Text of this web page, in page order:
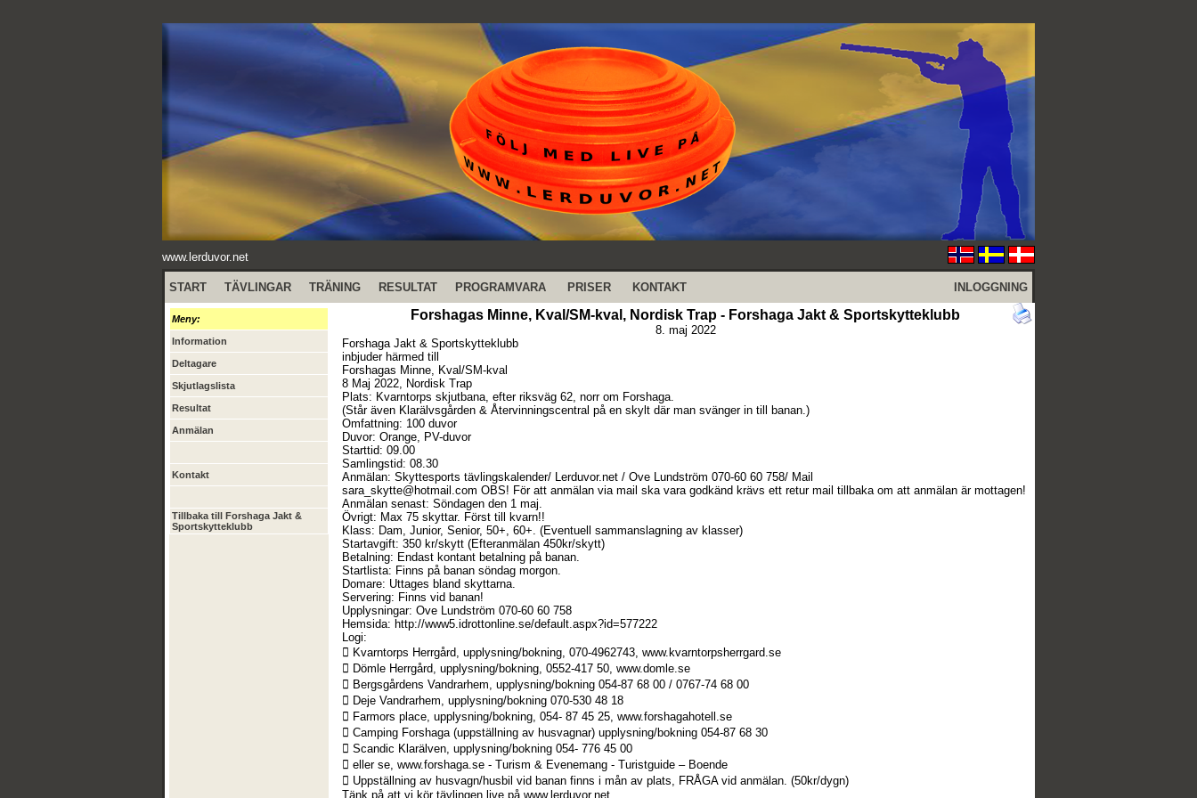
www.lerduvor.net
START TÄVLINGAR TRÄNING RESULTAT PROGRAMVARA PRISER KONTAKT INLOGGNING
Meny:
Information
Deltagare
Skjutlagslista
Resultat
Anmälan
Kontakt
Tillbaka till Forshaga Jakt &
Sportskytteklubb
Forshagas Minne, Kval/SM-kval, Nordisk Trap - Forshaga Jakt & Sportskytteklubb
8. maj 2022
Forshaga Jakt & Sportskytteklubb
inbjuder härmed till
Forshagas Minne, Kval/SM-kval
8 Maj 2022, Nordisk Trap
Plats: Kvarntorps skjutbana, efter riksväg 62, norr om Forshaga.
(Står även Klarälvsgården & Återvinningscentral på en skylt där man svänger in till banan.)
Omfattning: 100 duvor
Duvor: Orange, PV-duvor
Starttid: 09.00
Samlingstid: 08.30
Anmälan: Skyttesports tävlingskalender/ Lerduvor.net / Ove Lundström 070-60 60 758/ Mail
sara_skytte@hotmail.com OBS! För att anmälan via mail ska vara godkänd krävs ett retur mail tillbaka om att anmälan är mottagen!
Anmälan senast: Söndagen den 1 maj.
Övrigt: Max 75 skyttar. Först till kvarn!!
Klass: Dam, Junior, Senior, 50+, 60+. (Eventuell sammanslagning av klasser)
Startavgift: 350 kr/skytt (Efteranmälan 450kr/skytt)
Betalning: Endast kontant betalning på banan.
Startlista: Finns på banan söndag morgon.
Domare: Uttages bland skyttarna.
Servering: Finns vid banan!
Upplysningar: Ove Lundström 070-60 60 758
Hemsida: http://www5.idrottonline.se/default.aspx?id=577222
Logi:
 Kvarntorps Herrgård, upplysning/bokning, 070-4962743, www.kvarntorpsherrgard.se
 Dömle Herrgård, upplysning/bokning, 0552-417 50, www.domle.se
 Bergsgårdens Vandrarhem, upplysning/bokning 054-87 68 00 / 0767-74 68 00
 Deje Vandrarhem, upplysning/bokning 070-530 48 18
 Farmors place, upplysning/bokning, 054- 87 45 25, www.forshagahotell.se
 Camping Forshaga (uppställning av husvagnar) upplysning/bokning 054-87 68 30
 Scandic Klarälven, upplysning/bokning 054- 776 45 00
 eller se, www.forshaga.se - Turism & Evenemang - Turistguide – Boende
 Uppställning av husvagn/husbil vid banan finns i mån av plats, FRÅGA vid anmälan. (50kr/dygn)
Tänk på att vi kör tävlingen live på www.lerduvor.net